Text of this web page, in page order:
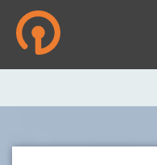
hovedinnhold